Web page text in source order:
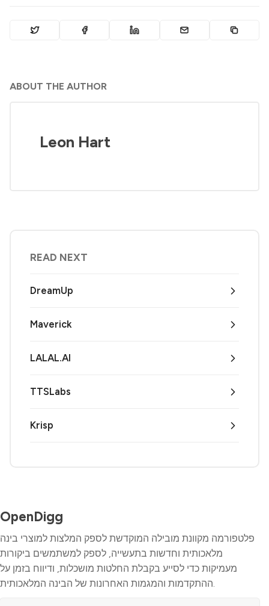
ABOUT THE AUTHOR
Leon Hart
READ NEXT
DreamUp
Maverick
LALAL.AI
TTSLabs
Krisp
OpenDigg
פלטפורמה מקוונת מובילה המוקדשת לספק המלצות למוצרי בינה
מלאכותית וחדשות בתעשייה, לספק למשתמשים ביקורות
מעמיקות כדי לסייע בקבלת החלטות מושכלות, ודיווח בזמן על
ההתקדמות והמגמות האחרונות של הבינה המלאכותית.